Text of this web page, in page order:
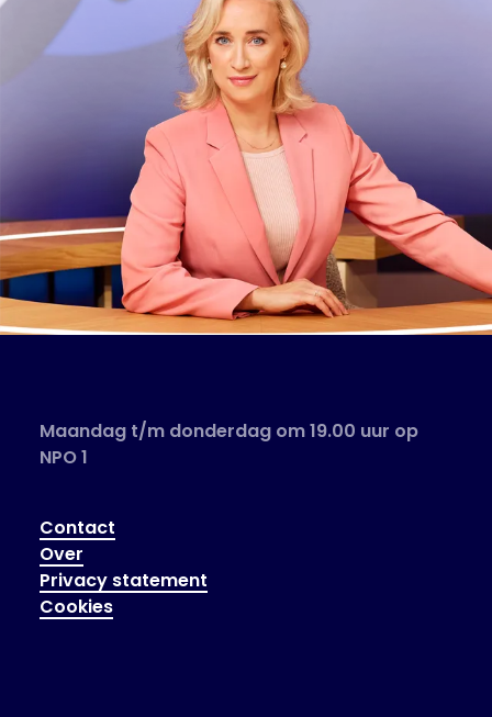
Maandag t/m donderdag om 19.00 uur op
NPO 1
Contact
Over
Privacy statement
Cookies